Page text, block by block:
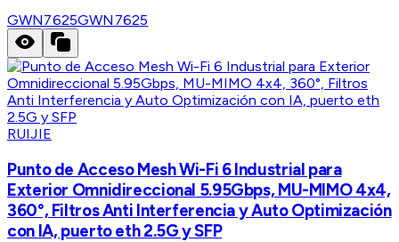
GWN7625GWN7625
RUIJIE
Punto de Acceso Mesh Wi-Fi 6 Industrial para
Exterior Omnidireccional 5.95Gbps, MU-MIMO 4x4,
360°, Filtros Anti Interferencia y Auto Optimización
con IA, puerto eth 2.5G y SFP